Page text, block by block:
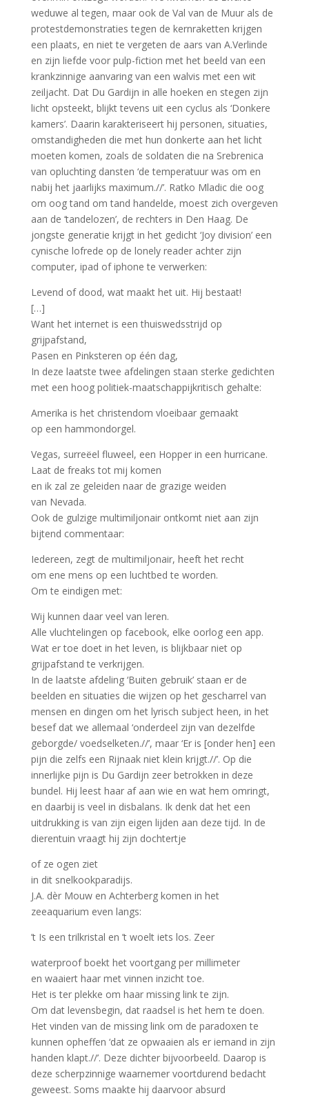
weduwe al tegen, maar ook de Val van de Muur als de
protestdemonstraties tegen de kernraketten krijgen
een plaats, en niet te vergeten de aars van A.Verlinde
en zijn liefde voor pulp-fiction met het beeld van een
krankzinnige aanvaring van een walvis met een wit
zeiljacht. Dat Du Gardijn in alle hoeken en stegen zijn
licht opsteekt, blijkt tevens uit een cyclus als ‘Donkere
kamers’. Daarin karakteriseert hij personen, situaties,
omstandigheden die met hun donkerte aan het licht
moeten komen, zoals de soldaten die na Srebrenica
van opluchting dansten ‘de temperatuur was om en
nabij het jaarlijks maximum.//’. Ratko Mladic die oog
om oog tand om tand handelde, moest zich overgeven
aan de ‘tandelozen’, de rechters in Den Haag. De
jongste generatie krijgt in het gedicht ‘Joy division’ een
cynische lofrede op de lonely reader achter zijn
computer, ipad of iphone te verwerken:
Levend of dood, wat maakt het uit. Hij bestaat!
[…]
Want het internet is een thuiswedsstrijd op
grijpafstand,
Pasen en Pinksteren op één dag,
In deze laatste twee afdelingen staan sterke gedichten
met een hoog politiek-maatschappijkritisch gehalte:
Amerika is het christendom vloeibaar gemaakt
op een hammondorgel.
Vegas, surreëel fluweel, een Hopper in een hurricane.
Laat de freaks tot mij komen
en ik zal ze geleiden naar de grazige weiden
van Nevada.
Ook de gulzige multimiljonair ontkomt niet aan zijn
bijtend commentaar:
Iedereen, zegt de multimiljonair, heeft het recht
om ene mens op een luchtbed te worden.
Om te eindigen met:
Wij kunnen daar veel van leren.
Alle vluchtelingen op facebook, elke oorlog een app.
Wat er toe doet in het leven, is blijkbaar niet op
grijpafstand te verkrijgen.
In de laatste afdeling ‘Buiten gebruik’ staan er de
beelden en situaties die wijzen op het gescharrel van
mensen en dingen om het lyrisch subject heen, in het
besef dat we allemaal ‘onderdeel zijn van dezelfde
geborgde/ voedselketen.//’, maar ‘Er is [onder hen] een
pijn die zelfs een Rijnaak niet klein krijgt.//’. Op die
innerlijke pijn is Du Gardijn zeer betrokken in deze
bundel. Hij leest haar af aan wie en wat hem omringt,
en daarbij is veel in disbalans. Ik denk dat het een
uitdrukking is van zijn eigen lijden aan deze tijd. In de
dierentuin vraagt hij zijn dochtertje
of ze ogen ziet
in dit snelkookparadijs.
J.A. dèr Mouw en Achterberg komen in het
zeeaquarium even langs:
’t Is een trilkristal en ’t woelt iets los. Zeer
waterproof boekt het voortgang per millimeter
en waaiert haar met vinnen inzicht toe.
Het is ter plekke om haar missing link te zijn.
Om dat levensbegin, dat raadsel is het hem te doen.
Het vinden van de missing link om de paradoxen te
kunnen opheffen ‘dat ze opwaaien als er iemand in zijn
handen klapt.//’. Deze dichter bijvoorbeeld. Daarop is
deze scherpzinnige waarnemer voortdurend bedacht
geweest. Soms maakte hij daarvoor absurd